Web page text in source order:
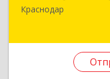
Краснодар
р-н,